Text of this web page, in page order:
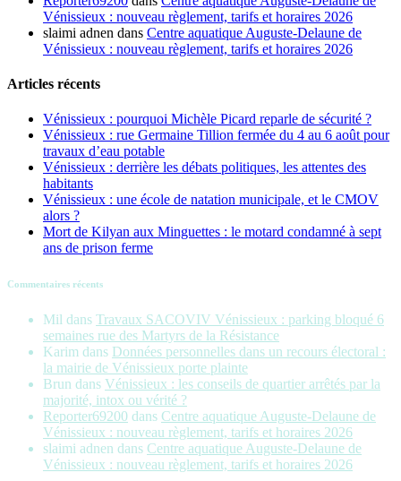
Vénissieux : nouveau règlement, tarifs et horaires 2026
slaimi adnen dans Centre aquatique Auguste-Delaune de
Vénissieux : nouveau règlement, tarifs et horaires 2026
Articles récents
Vénissieux : pourquoi Michèle Picard reparle de sécurité ?
Vénissieux : rue Germaine Tillion fermée du 4 au 6 août pour
travaux d’eau potable
Vénissieux : derrière les débats politiques, les attentes des
habitants
Vénissieux : une école de natation municipale, et le CMOV
alors ?
Mort de Kilyan aux Minguettes : le motard condamné à sept
ans de prison ferme
Commentaires récents
Mil dans Travaux SACOVIV Vénissieux : parking bloqué 6
semaines rue des Martyrs de la Résistance
Karim dans Données personnelles dans un recours électoral :
la mairie de Vénissieux porte plainte
Brun dans Vénissieux : les conseils de quartier arrêtés par la
majorité, intox ou vérité ?
Reporter69200 dans Centre aquatique Auguste-Delaune de
Vénissieux : nouveau règlement, tarifs et horaires 2026
slaimi adnen dans Centre aquatique Auguste-Delaune de
Vénissieux : nouveau règlement, tarifs et horaires 2026